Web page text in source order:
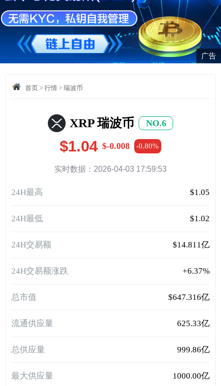
广告
首页> 行情> 瑞波币
XRP 瑞波币 NO.6
$1.04 $-0.008 -0.80%
实时数据：2026-04-03 17:59:53
24H最高 $1.05
24H最低 $1.02
24H交易额 $14.811亿
24H交易额涨跌 +6.37%
总市值 $647.316亿
流通供应量 625.33亿
总供应量 999.86亿
最大供应量 1000.00亿